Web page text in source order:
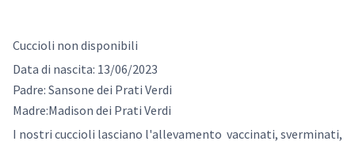
Cuccioli non disponibili
Data di nascita: 13/06/2023
Padre: Sansone dei Prati Verdi
Madre:Madison dei Prati Verdi
I nostri cuccioli lasciano l'allevamento vaccinati, sverminati,